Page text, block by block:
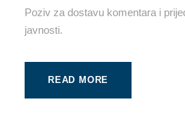
Poziv za dostavu komentara i
javnosti.
READ MORE